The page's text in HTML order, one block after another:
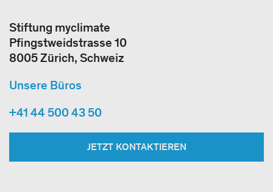
Stiftung myclimate
Pfingstweidstrasse 10
8005 Zürich, Schweiz
Unsere Büros
+41 44 500 43 50
JETZT KONTAKTIEREN